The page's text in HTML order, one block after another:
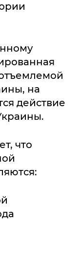
на
действие
что